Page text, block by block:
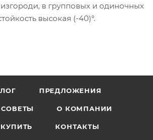
в групповых и одиночных
высокая (-40)°.
ПРЕДЛОЖЕНИЯ
О КОМПАНИИ
КОНТАКТЫ